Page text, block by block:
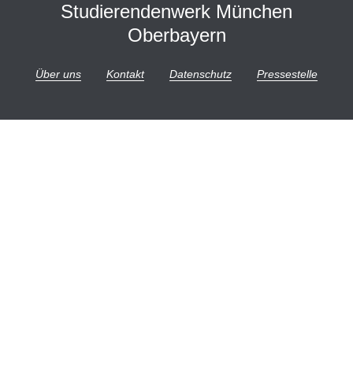
Studierendenwerk München
Oberbayern
Über uns Kontakt Datenschutz Pressestelle